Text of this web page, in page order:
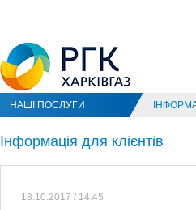
НАШІ ПОСЛУГИ
Інформація для клієнтів
18.10.2017 / 14:45